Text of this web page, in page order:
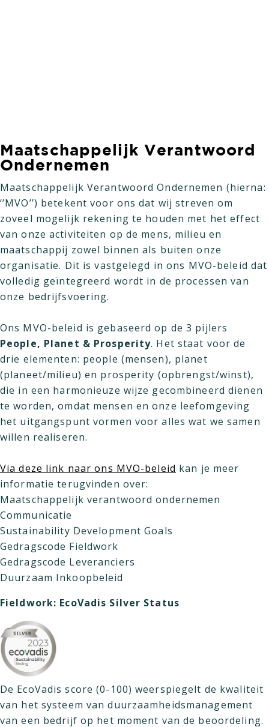
Maatschappelijk Verantwoord
Ondernemen
Maatschappelijk Verantwoord Ondernemen (hierna:
‘’MVO’’) betekent voor ons dat wij streven om
zoveel mogelijk rekening te houden met het effect
van onze activiteiten op de mens, milieu en
maatschappij zowel binnen als buiten onze
organisatie. Dit is vastgelegd in ons MVO-beleid dat
volledig geïntegreerd wordt in de processen van
onze bedrijfsvoering.
Ons MVO-beleid is gebaseerd op de 3 pijlers
People, Planet & Prosperity. Het staat voor de
drie elementen: people (mensen), planet
(planeet/milieu) en prosperity (opbrengst/winst),
die in een harmonieuze wijze gecombineerd dienen
te worden, omdat mensen en onze leefomgeving
het uitgangspunt vormen voor alles wat we samen
willen realiseren.
Via deze link naar ons MVO-beleid kan je meer
informatie terugvinden over:
Maatschappelijk verantwoord ondernemen
Communicatie
Sustainability Development Goals
Gedragscode Fieldwork
Gedragscode Leveranciers
Duurzaam Inkoopbeleid
Fieldwork: EcoVadis Silver Status
De EcoVadis score (0-100) weerspiegelt de kwaliteit
van het systeem van duurzaamheidsmanagement
van een bedrijf op het moment van de beoordeling.